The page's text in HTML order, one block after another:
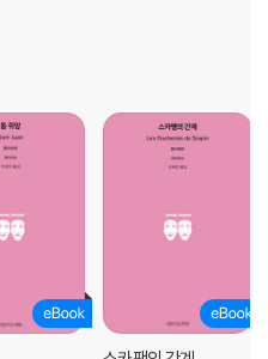
들만 입학이 허락된다는 이 학
자인 피에르 가상디가 재직하고
를 맺었